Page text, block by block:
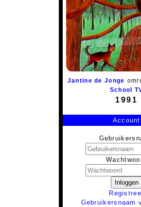
Jantine de Jonge
School
1991
Account
Inloggen
Gebruikersnaam